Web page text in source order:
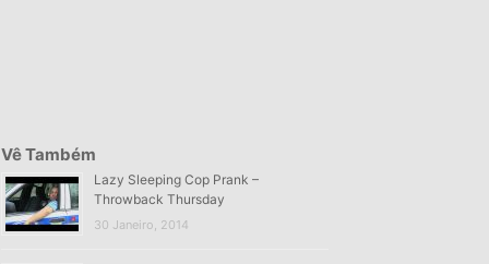
Vê Também
Lazy Sleeping Cop Prank –
Throwback Thursday
30 Janeiro, 2014